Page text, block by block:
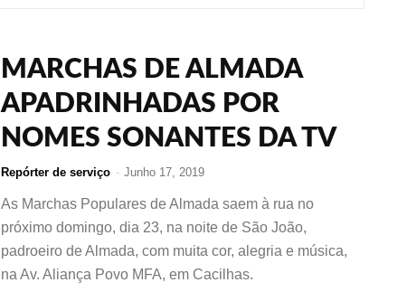
MARCHAS DE ALMADA
APADRINHADAS POR
NOMES SONANTES DA TV
Repórter de serviço - Junho 17, 2019
As Marchas Populares de Almada saem à rua no
próximo domingo, dia 23, na noite de São João,
padroeiro de Almada, com muita cor, alegria e música,
na Av. Aliança Povo MFA, em Cacilhas.